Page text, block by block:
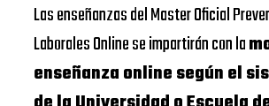
Las enseñanzas del Master Oficial
Laborales Online se impartirán con la
enseñanza online según el